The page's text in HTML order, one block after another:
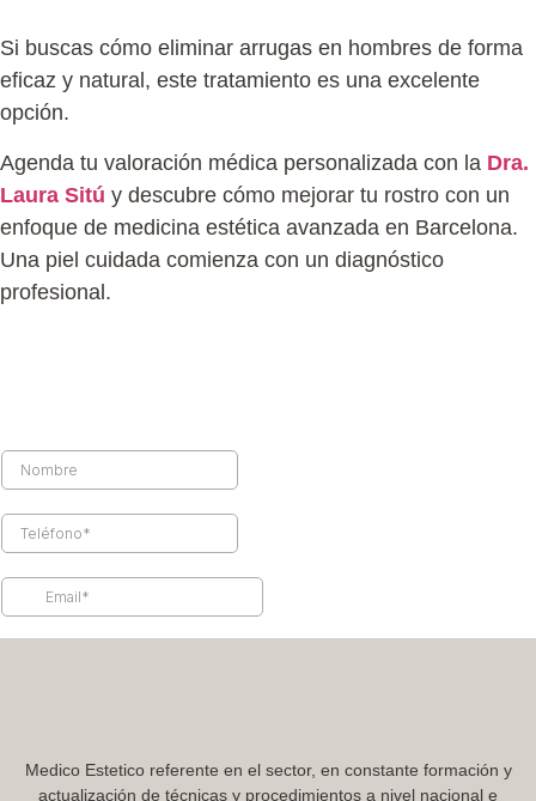
Si buscas cómo eliminar arrugas en hombres de forma
eficaz y natural, este tratamiento es una excelente
opción.
Agenda tu valoración médica personalizada con la Dra.
Laura Sitú y descubre cómo mejorar tu rostro con un
enfoque de medicina estética avanzada en Barcelona.
Una piel cuidada comienza con un diagnóstico
profesional.
Medico Estetico referente en el sector, en constante formación y
actualización de técnicas y procedimientos a nivel nacional e